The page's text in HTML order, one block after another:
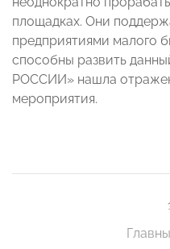
площадках. Они
предприятиями малого
способны развить
РОССИИ» нашла
мероприятия.